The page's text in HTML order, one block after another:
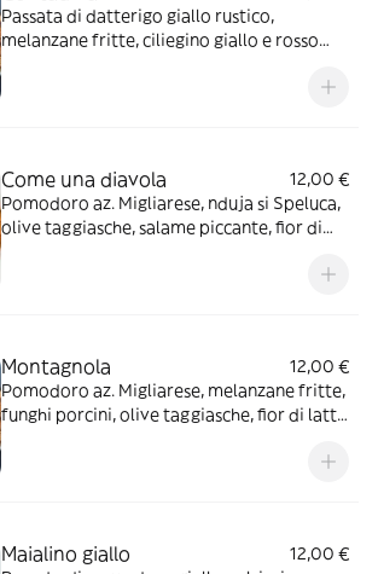
Passata di datterigo giallo rustico,
melanzane fritte, ciliegino giallo e rosso
Come una diavola
12,00 €
Pomodoro az. Migliarese, nduja si Speluca,
olive taggiasche, salame piccante, fior di
Montagnola
12,00 €
Pomodoro az. Migliarese, melanzane fritte,
funghi porcini, olive taggiasche, fior di latte
Maialino giallo
12,00 €